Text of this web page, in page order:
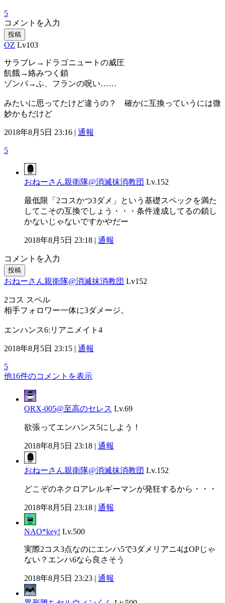
5
コメントを入力
投稿
OZ Lv103
サラブレ→ドラゴニュートの威圧
飢餓→絡みつく鎖
ゾンパ→ふ、フランの呪い……
みたいに思ってたけど違うの？ 確かに互換っていうには微
妙かもだけど
2018年8月5日 23:16 | 通報
5
おねーさん親衛隊@消滅抹消教団 Lv.152
最低限「2コスかつ3ダメ」という基礎スペックを満た
してこその互換でしょう・・・条件達成してるの鎖し
かないじゃないですかやだー
2018年8月5日 23:18 | 通報
コメントを入力
投稿
おねーさん親衛隊@消滅抹消教団 Lv152
2コス スペル
相手フォロワー一体に3ダメージ。
エンハンス6:リアニメイト4
2018年8月5日 23:15 | 通報
5
他16件のコメントを表示
ORX-005@至高のセレス Lv.69
欲張ってエンハンス5にしよう！
2018年8月5日 23:18 | 通報
おねーさん親衛隊@消滅抹消教団 Lv.152
どこぞのネクロアレルギーマンが発狂するから・・・
2018年8月5日 23:18 | 通報
NAO*key! Lv.500
実際2コス3点なのにエンハ5で3ダメリアニ4はOPじゃ
ない？エンハ6なら良さそう
2018年8月5日 23:23 | 通報